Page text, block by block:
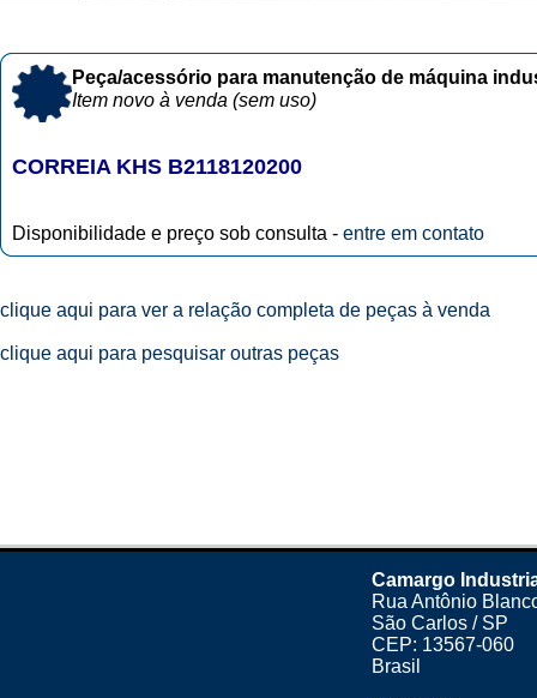
Peça/acessório para manutenção de máquina
Item novo à venda (sem uso)
CORREIA KHS B2118120200
Disponibilidade e preço sob consulta - entre em contato
clique aqui para ver a relação completa de peças à venda
clique aqui para pesquisar outras peças
Camargo
Rua Antônio
São Carlos / SP
CEP: 13567-060
Brasil